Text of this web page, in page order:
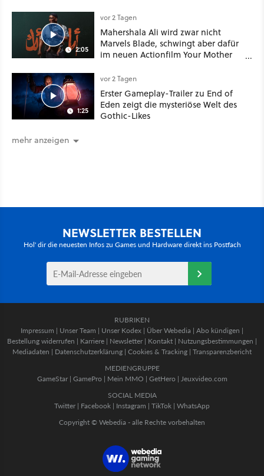
2:05
vor 2 Tagen
Mahershala Ali wird zwar nicht
Marvels Blade, schwingt aber dafür
im neuen Actionfilm Your Mother
Schwert
1:25
vor 2 Tagen
Erster Gameplay-Trailer zu End of
Eden zeigt die mysteriöse Welt des
Gothic-Likes
mehr anzeigen
NEWSLETTER BESTELLEN
Hol' dir die neuesten Infos zu Games und Hardware direkt ins Postfach
RUBRIKEN
Impressum | Unser Team | Unser Kodex | Über Webedia | Abo kündigen |
Bestellung widerrufen | Karriere | Newsletter | Kontakt | Nutzungsbestimmungen |
Mediadaten | Datenschutzerklärung | Cookies & Tracking | Transparenzbericht
MEDIENGRUPPE
GameStar| GamePro | Mein MMO | GetHero | Jeuxvideo.com
SOCIAL MEDIA
Twitter | Facebook | Instagram | TikTok | WhatsApp
Copyright © Webedia - alle Rechte vorbehalten